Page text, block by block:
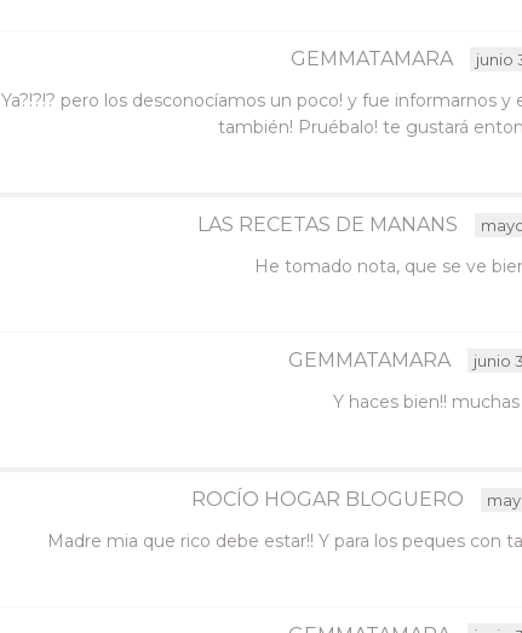
GEMMATAMARA junio
Ya?!?!? pero los desconocíamos un poco! y fue informarnos
también! Pruébalo! te gustará
LAS RECETAS DE MANANS
He tomado nota, que se ve
GEMMATAMARA junio
Y haces bien!! muchas
ROCÍO HOGAR BLOGUERO
Madre mia que rico debe estar!! Y para los peques con